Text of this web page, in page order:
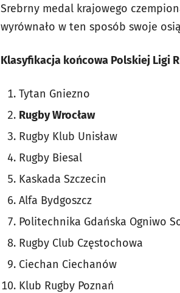
Srebrny medal krajowego
wyrównało w ten sposób swoje
Klasyfikacja końcowa Polskiej Ligi
Tytan Gniezno
Rugby Wrocław
Rugby Klub Unisław
Rugby Biesal
Kaskada Szczecin
Alfa Bydgoszcz
Politechnika Gdańska Ogniwo
Rugby Club Częstochowa
Ciechan Ciechanów
Klub Rugby Poznań